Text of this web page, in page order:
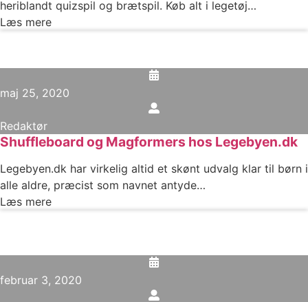
heriblandt quizspil og brætspil. Køb alt i legetøj…
Læs mere
maj 25, 2020
Redaktør
Shuffleboard og Magformers hos Legebyen.dk
Legebyen.dk har virkelig altid et skønt udvalg klar til børn i
alle aldre, præcist som navnet antyde…
Læs mere
februar 3, 2020